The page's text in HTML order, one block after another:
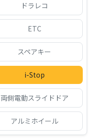
ドラレコ
ETC
スペアキー
i-Stop
両側電動スライドドア
アルミホイール